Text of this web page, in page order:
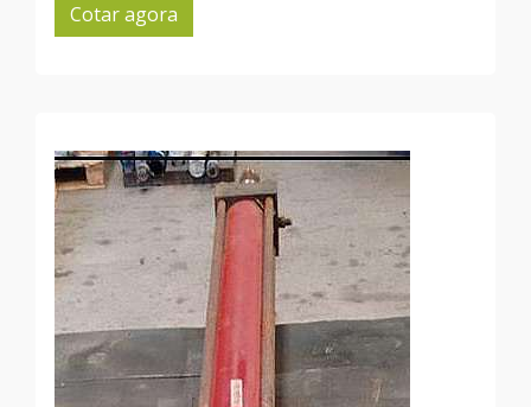
Cotar agora